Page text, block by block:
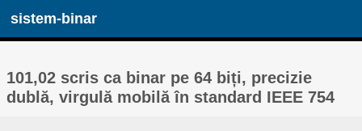
sistem-binar
101,02 scris ca binar pe 64 biți, precizie
dublă, virgulă mobilă în standard IEEE 754